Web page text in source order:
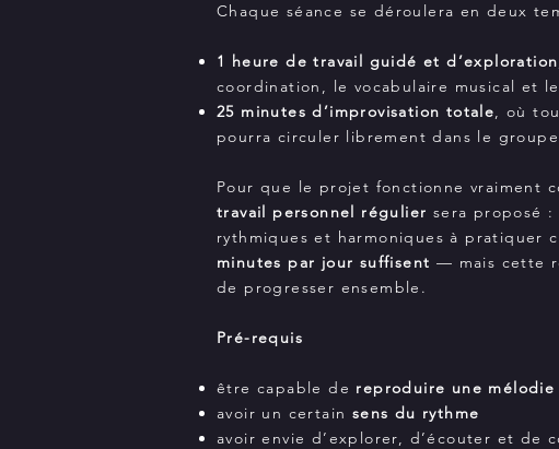
Chaque séance se déroulera en deux
1 heure de travail guidé et d’exploration
coordination, le vocabulaire musical et
25 minutes d’improvisation totale, où
pourra circuler librement dans le
Pour que le projet fonctionne vraiment
travail personnel régulier sera proposé
rythmiques et harmoniques à pratiquer
minutes par jour suffisent — mais cette
de progresser ensemble.
Pré-requis
être capable de reproduire une mélodie
avoir un certain sens du rythme
avoir envie d’explorer, d’écouter et de